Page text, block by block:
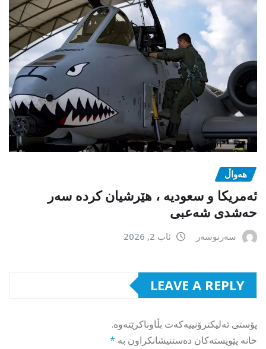
هەواڵ
ئەمریکا و سعودیە ، هێرشیان کردە سەر
حەشدی شەعبی
سەرنوسەر ئاب 2, 2026
LEAVE A REPLY
پۆستی ئەلیکترۆنییەکەت بڵاوناکرێتەوە.
خانە پێویستەکان دەستنیشانکراون بە *